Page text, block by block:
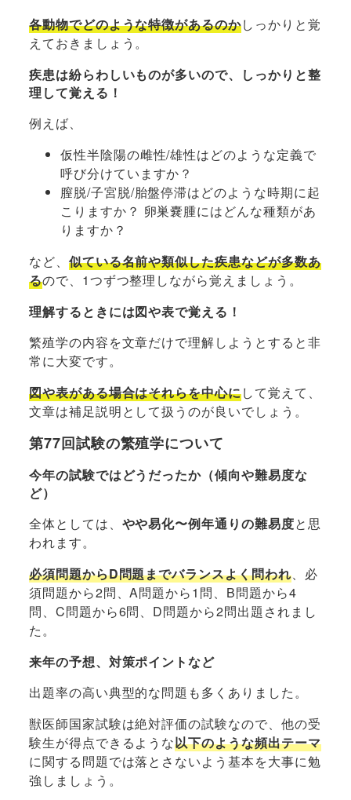
各動物でどのような特徴があるのかしっかりと覚
えておきましょう。
疾患は紛らわしいものが多いので、しっかりと整
理して覚える！
例えば、
仮性半陰陽の雌性/雄性はどのような定義で
呼び分けていますか？
膣脱/子宮脱/胎盤停滞はどのような時期に起
こりますか？ 卵巣嚢腫にはどんな種類があ
りますか？
など、 似ている名前や類似した疾患などが多数あ
るので、1つずつ整理しながら覚えましょう。
理解するときには図や表で覚える！
繁殖学の内容を文章だけで理解しようとすると非
常に大変です。
図や表がある場合はそれらを中心にして覚えて、
文章は補足説明として扱うのが良いでしょう。
第77回試験の繁殖学について
今年の試験ではどうだったか（傾向や難易度な
ど）
全体としては、 やや易化〜例年通りの難易度と思
われます。
必須問題からD問題までバランスよく問われ、必
須問題から2問、A問題から1問、B問題から4
問、C問題から6問、D問題から2問出題されまし
た。
来年の予想、対策ポイントなど
出題率の高い典型的な問題も多くありました。
獣医師国家試験は絶対評価の試験なので、他の受
験生が得点できるような以下のような頻出テーマ
に関する問題では落とさないよう基本を大事に勉
強しましょう。